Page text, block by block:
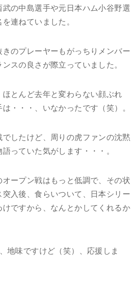
の中島選手や元日本ハム小谷野選
連ねていました。
のプレーヤーもがっちりメンバー
スの良さが際立っていました。
とんど去年と変わらない顔ぶれ
・・・、いなかったです（笑）。
したけど、周りの虎ファンの沈黙
っていた気がします・・・。
ープン戦はもっと低調で、その状
入後、食らいついて、日本シリー
ですから、なんとかしてくれるか
地味ですけど（笑）、応援しま